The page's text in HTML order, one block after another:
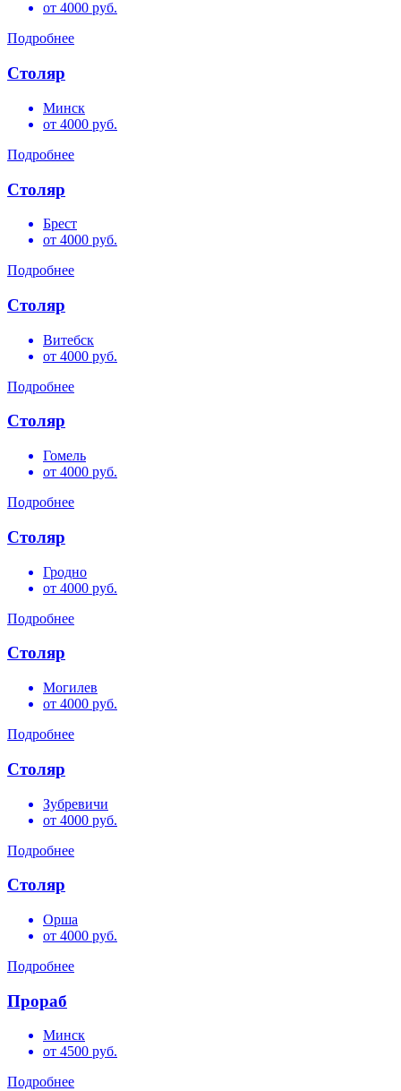
от 4000 руб.
Подробнее
Столяр
Минск
от 4000 руб.
Подробнее
Столяр
Брест
от 4000 руб.
Подробнее
Столяр
Витебск
от 4000 руб.
Подробнее
Столяр
Гомель
от 4000 руб.
Подробнее
Столяр
Гродно
от 4000 руб.
Подробнее
Столяр
Могилев
от 4000 руб.
Подробнее
Столяр
Зубревичи
от 4000 руб.
Подробнее
Столяр
Орша
от 4000 руб.
Подробнее
Прораб
Минск
от 4500 руб.
Подробнее